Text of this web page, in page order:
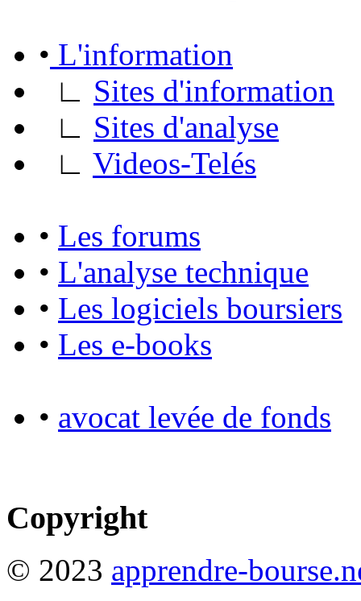
• L'information
∟ Sites d'information
∟ Sites d'analyse
∟ Videos-Telés
• Les forums
• L'analyse technique
• Les logiciels boursiers
• Les e-books
• avocat levée de fonds
Copyright
© 2023 apprendre-